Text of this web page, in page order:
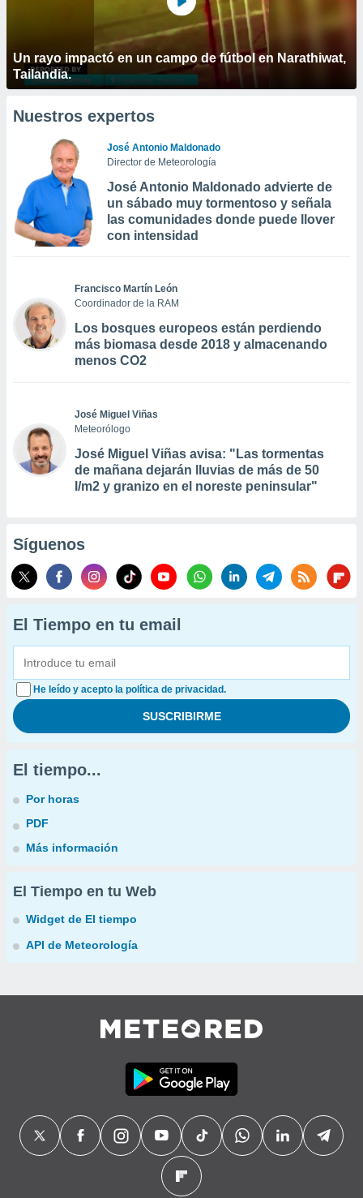
Un rayo impactó en un campo de fútbol en Narathiwat,
Tailandia.
Nuestros expertos
José Antonio Maldonado
Director de Meteorología
José Antonio Maldonado advierte de
un sábado muy tormentoso y señala
las comunidades donde puede llover
con intensidad
Francisco Martín León
Coordinador de la RAM
Los bosques europeos están perdiendo
más biomasa desde 2018 y almacenando
menos CO2
José Miguel Viñas
Meteorólogo
José Miguel Viñas avisa: "Las tormentas
de mañana dejarán lluvias de más de 50
l/m2 y granizo en el noreste peninsular"
Síguenos
El Tiempo en tu email
He leído y acepto la política de privacidad.
El tiempo...
Por horas
PDF
Más información
El Tiempo en tu Web
Widget de El tiempo
API de Meteorología